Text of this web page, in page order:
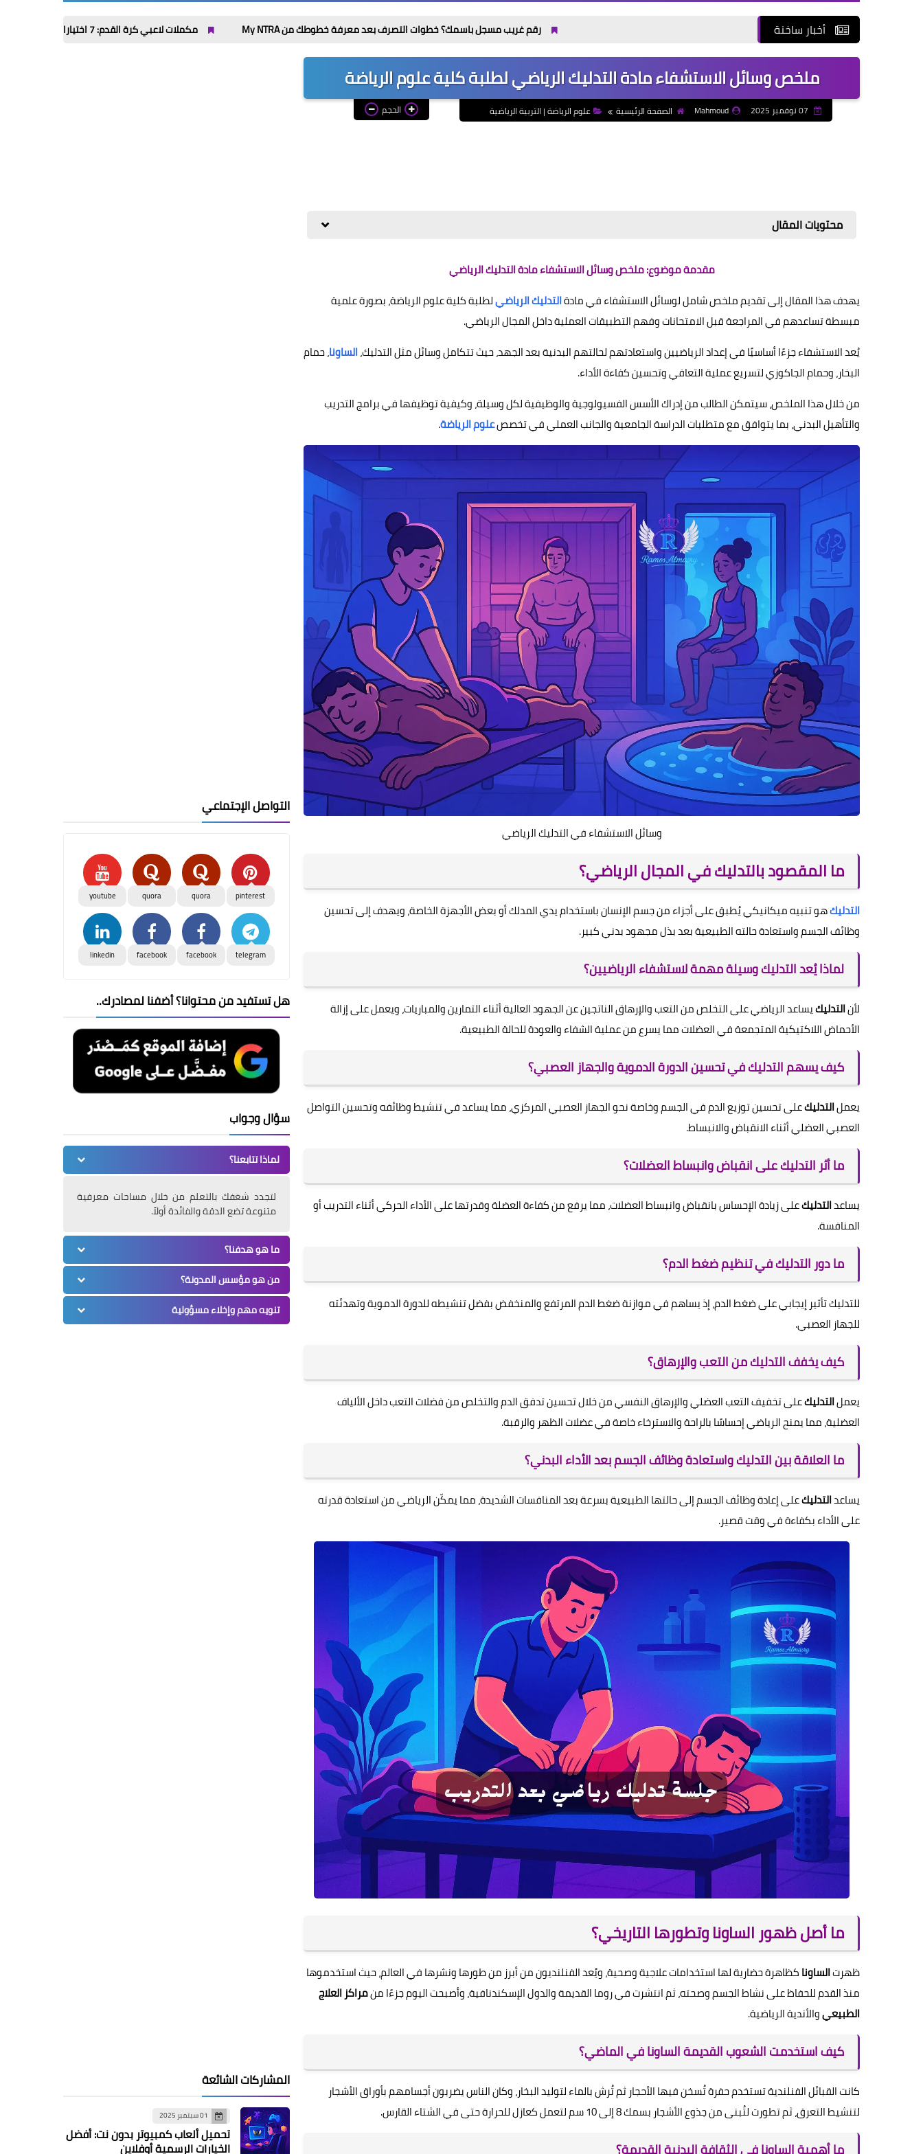
أخبار ساخنة رقم غريب مسجل باسمك؟ خطوات التصرف بعد معرفة خطوطك من My NTRA مكملات لاعبي كرة القدم: 7 اختيارات تدعم الطاقة والتعافي قبل وبعد التمرين
ملخص وسائل الاستشفاء مادة التدليك الرياضي لطلبة كلية علوم الرياضة
Mahmoud الصفحة الرئيسية علوم الرياضة | التربية الرياضية الحجم
محتويات المقال
مقدمة موضوع: ملخص وسائل الاستشفاء مادة التدليك الرياضي
يهدف هذا المقال إلى تقديم ملخص شامل لوسائل الاستشفاء في مادةالتدليك الرياضيلطلبة كلية علوم الرياضة، بصورة علمية
مبسطة تساعدهم في المراجعة قبل الامتحانات وفهم التطبيقات العملية داخل المجال الرياضي.
يُعد الاستشفاء جزءًا أساسيًا في إعداد الرياضيين واستعادتهم لحالتهم البدنية بعد الجهد، حيث تتكامل وسائل مثل التدليك،الساونا، حمام
البخار، وحمام الجاكوزي لتسريع عملية التعافي وتحسين كفاءة الأداء.
من خلال هذا الملخص، سيتمكن الطالب من إدراك الأسس الفسيولوجية والوظيفية لكل وسيلة، وكيفية توظيفها في برامج التدريب
والتأهيل البدني، بما يتوافق مع متطلبات الدراسة الجامعية والجانب العملي في تخصصعلوم الرياضة.
وسائل الاستشفاء في التدليك الرياضي
ما المقصود بالتدليك في المجال الرياضي؟
التدليكهو تنبيه ميكانيكي يُطبق على أجزاء من جسم الإنسان باستخدام يدي المدلك أو بعض الأجهزة الخاصة، ويهدف إلى تحسين
وظائف الجسم واستعادة حالته الطبيعية بعد بذل مجهود بدني كبير.
لماذا يُعد التدليك وسيلة مهمة لاستشفاء الرياضيين؟
لأنالتدليكيساعد الرياضي على التخلص من التعب والإرهاق الناتجين عن الجهود العالية أثناء التمارين والمباريات، ويعمل على إزالة
الأحماض اللاكتيكية المتجمعة في العضلات مما يسرع من عملية الشفاء والعودة للحالة الطبيعية.
كيف يسهم التدليك في تحسين الدورة الدموية والجهاز العصبي؟
يعملالتدليكعلى تحسين توزيع الدم في الجسم وخاصة نحو الجهاز العصبي المركزي، مما يساعد في تنشيط وظائفه وتحسين التواصل
العصبي العضلي أثناء الانقباض والانبساط.
ما أثر التدليك على انقباض وانبساط العضلات؟
يساعدالتدليكعلى زيادة الإحساس بانقباض وانبساط العضلات، مما يرفع من كفاءة العضلة وقدرتها على الأداء الحركي أثناء التدريب أو
المنافسة.
ما دور التدليك في تنظيم ضغط الدم؟
للتدليك تأثير إيجابي على ضغط الدم، إذ يساهم في موازنة ضغط الدم المرتفع والمنخفض بفضل تنشيطه للدورة الدموية وتهدئته
للجهاز العصبي.
كيف يخفف التدليك من التعب والإرهاق؟
يعملالتدليكعلى تخفيف التعب العضلي والإرهاق النفسي من خلال تحسين تدفق الدم والتخلص من فضلات التعب داخل الألياف
العضلية، مما يمنح الرياضي إحساسًا بالراحة والاسترخاء خاصة في عضلات الظهر والرقبة.
ما العلاقة بين التدليك واستعادة وظائف الجسم بعد الأداء البدني؟
يساعدالتدليكعلى إعادة وظائف الجسم إلى حالتها الطبيعية بسرعة بعد المنافسات الشديدة، مما يمكّن الرياضي من استعادة قدرته
على الأداء بكفاءة في وقت قصير.
ما أصل ظهور الساونا وتطورها التاريخي؟
ظهرتالساوناكظاهرة حضارية لها استخدامات علاجية وصحية، ويُعد الفنلنديون من أبرز من طورها ونشرها في العالم، حيث استخدموها
منذ القدم للحفاظ على نشاط الجسم وصحته، ثم انتشرت في روما القديمة والدول الإسكندنافية، وأصبحت اليوم جزءًا منمراكز العلاج
الطبيعيوالأندية الرياضية.
كيف استخدمت الشعوب القديمة الساونا في الماضي؟
كانت القبائل الفنلندية تستخدم حفرة تُسخن فيها الأحجار ثم تُرش بالماء لتوليد البخار، وكان الناس يضربون أجسامهم بأوراق الأشجار
لتنشيط التعرق، ثم تطورت لتُبنى من جذوع الأشجار بسمك 8 إلى 10 سم لتعمل كعازل للحرارة حتى في الشتاء القارس.
ما أهمية الساونا في الثقافة البدنية القديمة؟
التواصل الإجتماعي
pinterest
quora
quora
youtube
telegram
facebook
facebook
linkedin
هل تستفيد من محتوانا؟ أضفنا لمصادرك..
سؤال وجواب
لماذا تتابعنا؟
لتجدد شغفك بالتعلم من خلال مساحات معرفية
متنوعة تضع الدقة والفائدة أولاً.
ما هو هدفنا؟
من هو مؤسس المدونة؟
تنويه مهم وإخلاء مسؤولية
المشاركات الشائعة
01 سبتمبر 2025
تحميل ألعاب كمبيوتر بدون نت: أفضل
الخيارات الرسمية أوفلاين